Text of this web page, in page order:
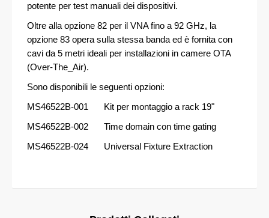
potente per test manuali dei dispositivi.
Oltre alla opzione 82 per il VNA fino a 92 GHz, la
opzione 83 opera sulla stessa banda ed è fornita con
cavi da 5 metri ideali per installazioni in camere OTA
(Over-The_Air).
Sono disponibili le seguenti opzioni:
MS46522B-001
Kit per montaggio a rack 19"
MS46522B-002
Time domain con time gating
MS46522B-024
Universal Fixture Extraction